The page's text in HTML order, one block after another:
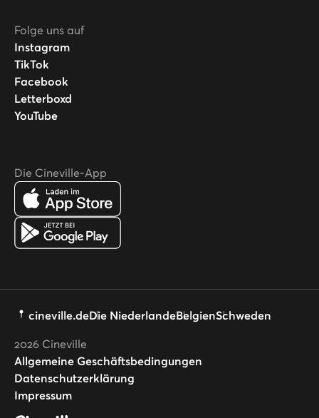
Folge uns auf
Instagram
TikTok
Facebook
Letterboxd
YouTube
Die Cineville-App
cineville.deDie NiederlandeBelgienSchweden
2026 Cineville
Allgemeine Geschäftsbedingungen
Datenschutzerklärung
Impressum